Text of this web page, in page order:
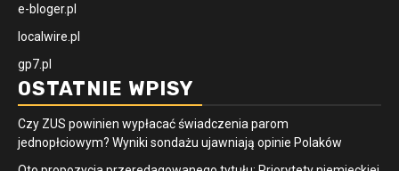
e-bloger.pl
localwire.pl
gp7.pl
OSTATNIE WPISY
Czy ZUS powinien wypłacać świadczenia parom
jednopłciowym? Wyniki sondażu ujawniają opinie Polaków